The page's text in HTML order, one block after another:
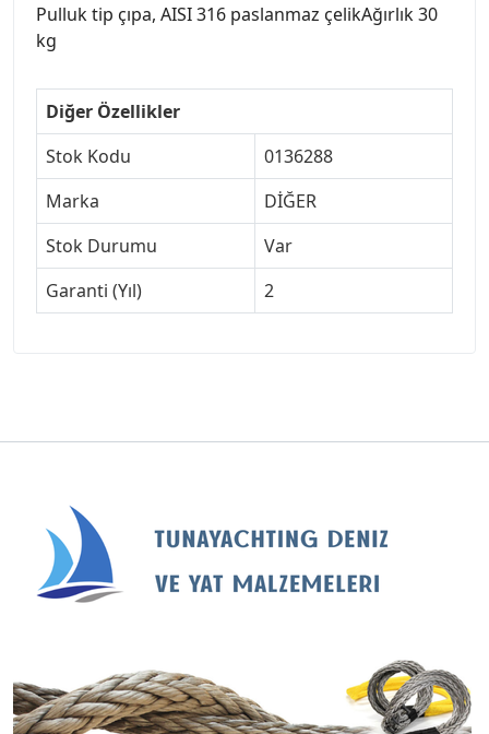
Pulluk tip çıpa, AISI 316 paslanmaz çelikAğırlık 30
kg
Diğer Özellikler
Stok Kodu
0136288
Marka
DİĞER
Stok Durumu
Var
Garanti (Yıl)
2